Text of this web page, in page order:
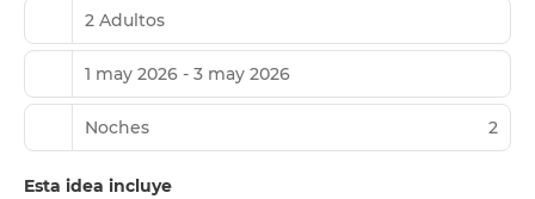
2 Adultos
1 may 2026 - 3 may 2026
Noches 2
Esta idea incluye